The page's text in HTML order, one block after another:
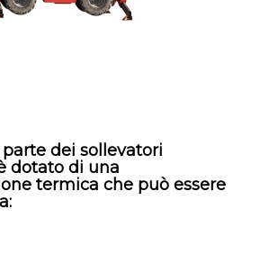
dei sollevatori
dotato di una
termica che può essere